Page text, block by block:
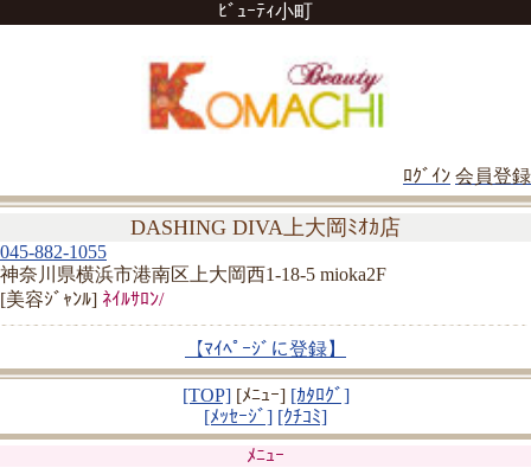
ﾋﾞｭｰﾃｨ小町
ﾛｸﾞｲﾝ 会員登録
DASHING DIVA上大岡ﾐｵｶ店
045-882-1055
神奈川県横浜市港南区上大岡西1-18-5 mioka2F
[美容ｼﾞｬﾝﾙ] ﾈｲﾙｻﾛﾝ/
【ﾏｲﾍﾟｰｼﾞに登録】
[TOP][ﾒﾆｭｰ] [ｶﾀﾛｸﾞ]
[ﾒｯｾｰｼﾞ] [ｸﾁｺﾐ]
ﾒﾆｭｰ